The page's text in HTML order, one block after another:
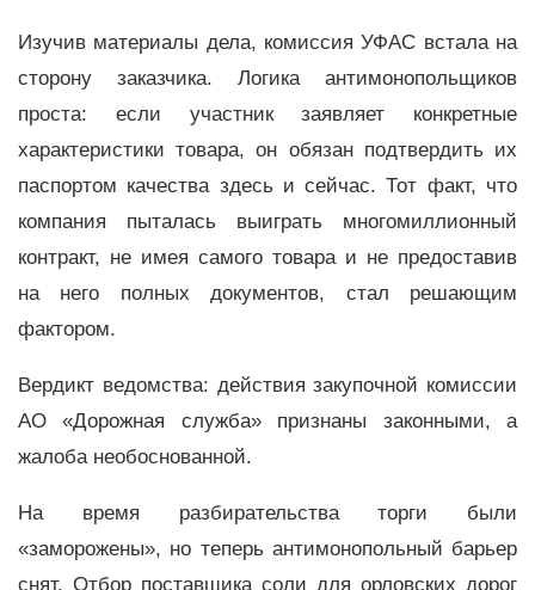
Изучив материалы дела, комиссия УФАС встала на
сторону заказчика. Логика антимонопольщиков
проста: если участник заявляет конкретные
характеристики товара, он обязан подтвердить их
паспортом качества здесь и сейчас. Тот факт, что
компания пыталась выиграть многомиллионный
контракт, не имея самого товара и не предоставив
на него полных документов, стал решающим
фактором.
Вердикт ведомства: действия закупочной комиссии
АО «Дорожная служба» признаны законными, а
жалоба необоснованной.
На время разбирательства торги были
«заморожены», но теперь антимонопольный барьер
снят. Отбор поставщика соли для орловских дорог